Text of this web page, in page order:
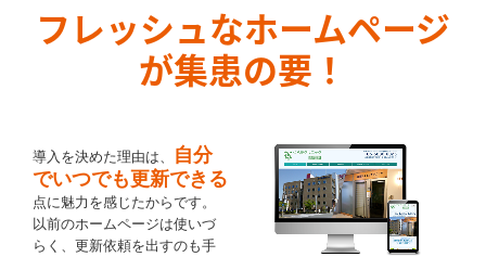
フレッシュなホームページ
が集患の要！
導入を決めた理由は、
自分
でいつでも更新できる
点に魅力を感じたからです。
以前のホームページは使いづ
らく、更新依頼を出すのも手